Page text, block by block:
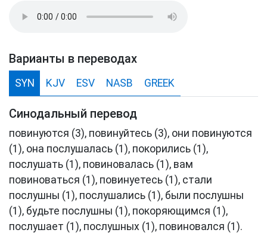
Варианты в переводах
SYN KJV ESV NASB GREEK
Синодальный перевод
повинуются (3), повинуйтесь (3), они повинуются
(1), она послушалась (1), покорились (1),
послушать (1), повиновалась (1), вам
повиноваться (1), повинуетесь (1), стали
послушны (1), послушались (1), были послушны
(1), будьте послушны (1), покоряющимся (1),
послушает (1), послушных (1), повиновался (1).